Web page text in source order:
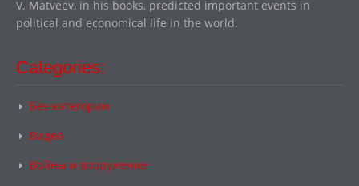
V. Matveev, in his books, predicted important events in
political and economical life in the world.
Categories:
Без категории
Видео
Войны и вооружение